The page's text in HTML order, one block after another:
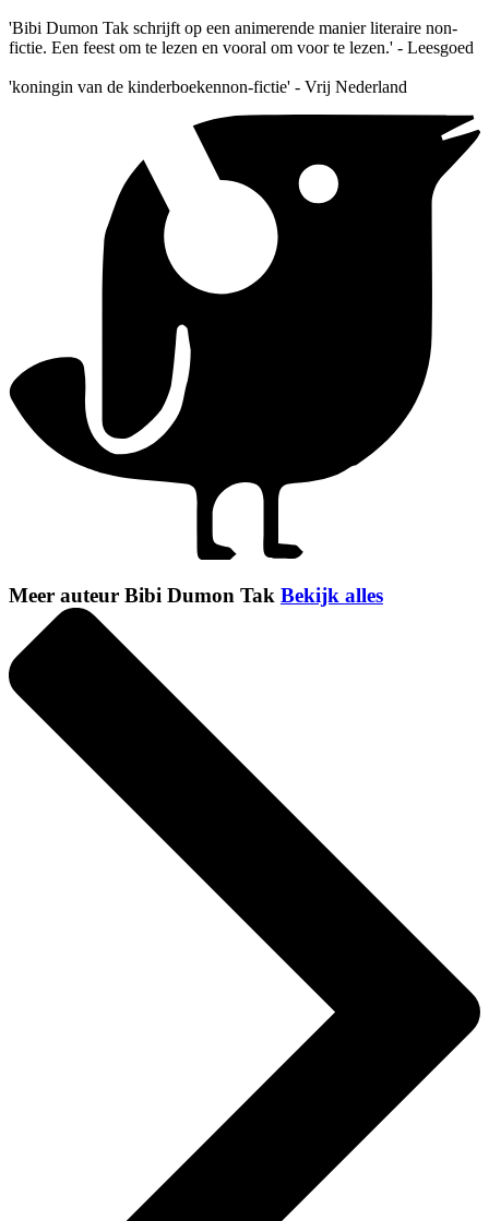
'Bibi Dumon Tak schrijft op een animerende manier literaire non-
fictie. Een feest om te lezen en vooral om voor te lezen.' - Leesgoed
'koningin van de kinderboekennon-fictie' - Vrij Nederland
Meer auteur Bibi Dumon Tak Bekijk alles